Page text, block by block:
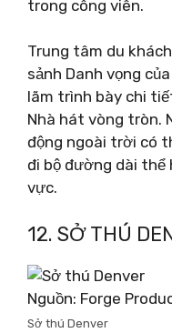
trong công viên.
Trung tâm du
sảnh Danh vọng
lãm trình bày chi
Nhà hát vòng tròn.
động ngoài trời có
đi bộ đường dài thể
vực.
12. SỞ THÚ
Nguồn: Forge
Sở thú Denver